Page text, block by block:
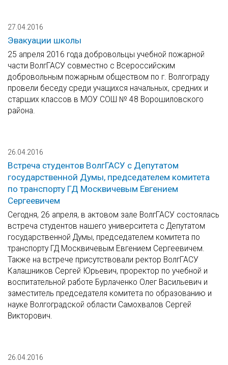
27.04.2016
Эвакуации школы
25 апреля 2016 года добровольцы учебной пожарной
части ВолгГАСУ совместно с Всероссийским
добровольным пожарным обществом по г. Волгограду
провели беседу среди учащихся начальных, средних и
старших классов в МОУ СОШ № 48 Ворошиловского
района.
26.04.2016
Встреча студентов ВолгГАСУ с Депутатом
государственной Думы, председателем комитета
по транспорту ГД Москвичевым Евгением
Сергеевичем
Сегодня, 26 апреля, в актовом зале ВолгГАСУ состоялась
встреча студентов нашего университета с Депутатом
государственной Думы, председателем комитета по
транспорту ГД Москвичевым Евгением Сергеевичем.
Также на встрече присутствовали ректор ВолгГАСУ
Калашников Сергей Юрьевич, проректор по учебной и
воспитательной работе Бурлаченко Олег Васильевич и
заместитель председателя комитета по образованию и
науке Волгоградской области Самохвалов Сергей
Викторович.
26.04.2016